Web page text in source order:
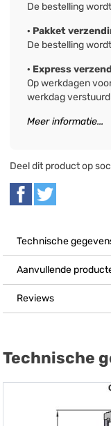
De bestelling
· Pakket
De bestelling
· Express
Op werkdagen
werkdag
Meer informatie...
Deel dit product op
Technische
Aanvullende
Reviews
Technische